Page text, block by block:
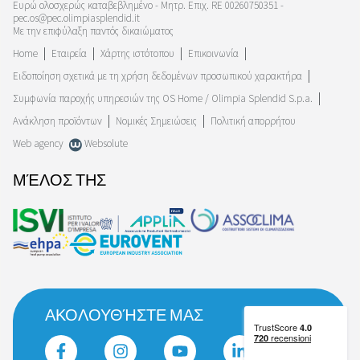
Ευρώ ολοσχερώς καταβεβλημένο - Μητρ. Επιχ. RE 00260750351 -
pec.os@pec.olimpiasplendid.it
Με την επιφύλαξη παντός δικαιώματος
Home
Εταιρεία Χάρτης ιστότοπου
Επικοινωνία
Ειδοποίηση σχετικά με τη χρήση δεδομένων προσωπικού χαρακτήρα
Συμφωνία παροχής υπηρεσιών της OS Home / Olimpia Splendid S.p.a.
Ανάκληση προϊόντων
Νομικές Σημειώσεις
Πολιτική απορρήτου
Web agency
Websolute
ΜΈΛΟΣ ΤΗΣ
ΑΚΟΛΟΥΘΉΣΤΕ ΜΑΣ